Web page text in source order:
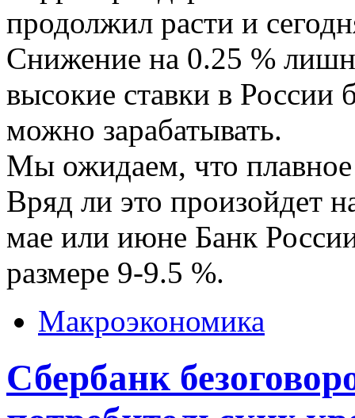
продолжил расти и
Снижение на 0.25 %
высокие ставки в России
можно зарабатывать.
Мы ожидаем, что плавное
Вряд ли это произойдет
мае или июне Банк
размере 9-9.5 %.
Макроэкономика
Сбербанк